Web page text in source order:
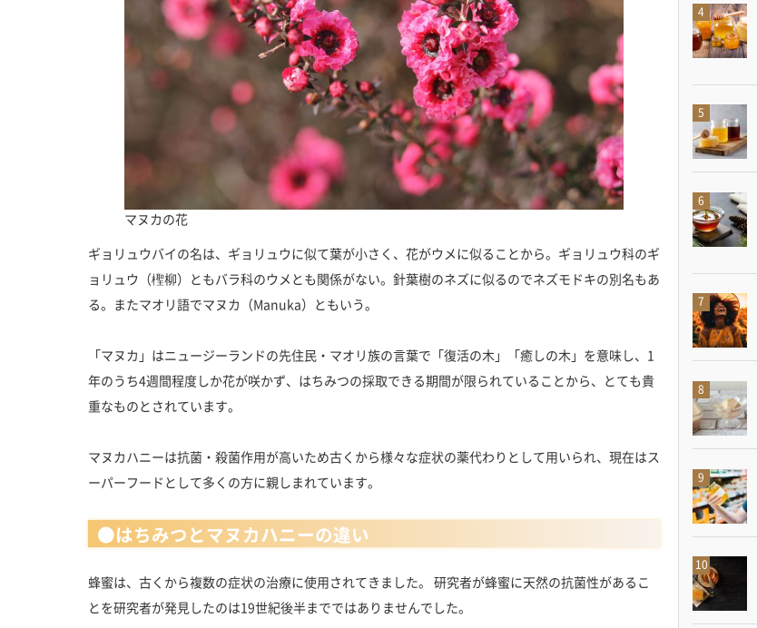
マヌカの花
ギョリュウバイの名は、ギョリュウに似て葉が小さく、花がウメに似ることから。ギョリュウ科のギ
ョリュウ（檉柳）ともバラ科のウメとも関係がない。針葉樹のネズに似るのでネズモドキの別名もあ
る。またマオリ語でマヌカ（Manuka）ともいう。
「マヌカ」はニュージーランドの先住民・マオリ族の言葉で「復活の木」「癒しの木」を意味し、1
年のうち4週間程度しか花が咲かず、はちみつの採取できる期間が限られていることから、とても貴
重なものとされています。
マヌカハニーは抗菌・殺菌作用が高いため古くから様々な症状の薬代わりとして用いられ、現在はス
ーパーフードとして多くの方に親しまれています。
●はちみつとマヌカハニーの違い
蜂蜜は、古くから複数の症状の治療に使用されてきました。 研究者が蜂蜜に天然の抗菌性があるこ
とを研究者が発見したのは19世紀後半までではありませんでした。